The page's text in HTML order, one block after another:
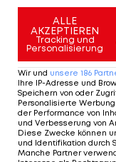
schnells Auto
aktuell sogar
Nach dem
Toyota das
LMP1-Klasse.
angepasst, um
SMP zu erhöhen.
ALLE
AKZEPTIEREN
Tracking und
Personalisierung
Wir und unsere 186
Ihre IP-Adresse und
Speichern von oder
Personalisierte
der Performance von
und Verbesserung von
Diese Zwecke können
und Identifikation durch
Manche Partner